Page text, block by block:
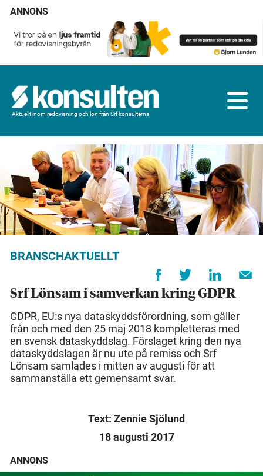
ANNONS
Aktuellt inom redovisning och lön från Srf konsulterna
BRANSCHAKTUELLT
Srf Lönsam i samverkan kring GDPR
GDPR, EU:s nya dataskyddsförordning, som gäller
från och med den 25 maj 2018 kompletteras med
en svensk dataskyddslag. Förslaget kring den nya
dataskyddslagen är nu ute på remiss och Srf
Lönsam samlades i mitten av augusti för att
sammanställa ett gemensamt svar.
Text: Zennie Sjölund
18 augusti 2017
ANNONS